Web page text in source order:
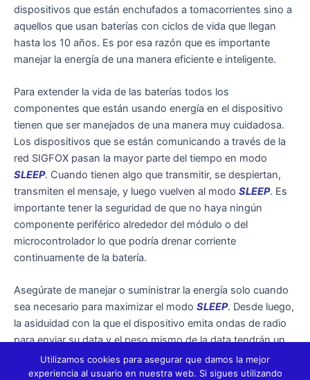
dispositivos que están enchufados a tomacorrientes sino a
aquellos que usan baterías con ciclos de vida que llegan
hasta los 10 años. Es por esa razón que es importante
manejar la energía de una manera eficiente e inteligente.
Para extender la vida de las baterías todos los
componentes que están usando energía en el dispositivo
tienen que ser manejados de una manera muy cuidadosa.
Los dispositivos que se están comunicando a través de la
red SIGFOX pasan la mayor parte del tiempo en modo
SLEEP. Cuando tienen algo que transmitir, se despiertan,
transmiten el mensaje, y luego vuelven al modo SLEEP. Es
importante tener la seguridad de que no haya ningún
componente periférico alrededor del módulo o del
microcontrolador lo que podría drenar corriente
continuamente de la batería.
Asegúrate de manejar o suministrar la energía solo cuando
sea necesario para maximizar el modo SLEEP. Desde luego,
la asiduidad con la que el dispositivo emita ondas de radio
para enviar su data y el peso mismo de la data tendrán un
impacto directo en el consumo de la energía.”
Utilizamos cookies para asegurar que damos la mejor
experiencia al usuario en nuestra web. Si sigues utilizando